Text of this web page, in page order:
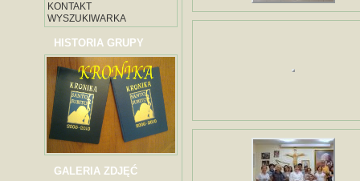
KONTAKT
WYSZUKIWARKA
HISTORIA GRUPY
GALERIA ZDJĘĆ